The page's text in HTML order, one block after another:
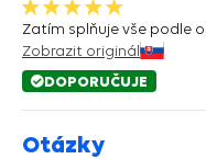
Zatím splňuje vše podle
Zobrazit originál
DOPORUČUJE
Otázky